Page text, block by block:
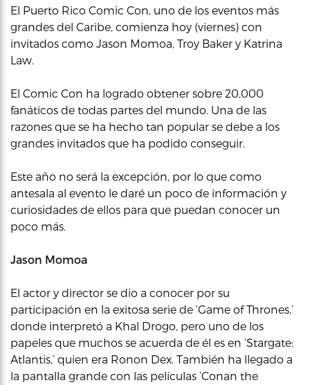
El Puerto Rico Comic Con, uno de los eventos más
grandes del Caribe, comienza hoy (viernes) con
invitados como Jason Momoa, Troy Baker y Katrina
Law.
El Comic Con ha logrado obtener sobre 20,000
fanáticos de todas partes del mundo. Una de las
razones que se ha hecho tan popular se debe a los
grandes invitados que ha podido conseguir.
Este año no será la excepción, por lo que como
antesala al evento le daré un poco de información y
curiosidades de ellos para que puedan conocer un
poco más.
Jason Momoa
El actor y director se dio a conocer por su
participación en la exitosa serie de ‘Game of Thrones,’
donde interpretó a Khal Drogo, pero uno de los
papeles que muchos se acuerda de él es en ‘Stargate:
Atlantis,’ quien era Ronon Dex. También ha llegado a
la pantalla grande con las películas ‘Conan the